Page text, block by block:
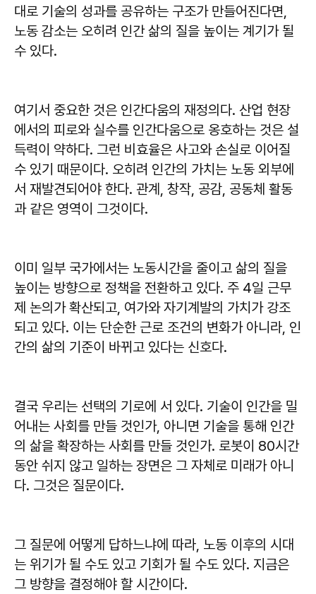
대로 기술의 성과를 공유하는 구조가 만들어진다면,
노동 감소는 오히려 인간 삶의 질을 높이는 계기가 될
수 있다.
여기서 중요한 것은 인간다움의 재정의다. 산업 현장
에서의 피로와 실수를 인간다움으로 옹호하는 것은 설
득력이 약하다. 그런 비효율은 사고와 손실로 이어질
수 있기 때문이다. 오히려 인간의 가치는 노동 외부에
서 재발견되어야 한다. 관계, 창작, 공감, 공동체 활동
과 같은 영역이 그것이다.
이미 일부 국가에서는 노동시간을 줄이고 삶의 질을
높이는 방향으로 정책을 전환하고 있다. 주 4일 근무
제 논의가 확산되고, 여가와 자기계발의 가치가 강조
되고 있다. 이는 단순한 근로 조건의 변화가 아니라, 인
간의 삶의 기준이 바뀌고 있다는 신호다.
결국 우리는 선택의 기로에 서 있다. 기술이 인간을 밀
어내는 사회를 만들 것인가, 아니면 기술을 통해 인간
의 삶을 확장하는 사회를 만들 것인가. 로봇이 80시간
동안 쉬지 않고 일하는 장면은 그 자체로 미래가 아니
다. 그것은 질문이다.
그 질문에 어떻게 답하느냐에 따라, 노동 이후의 시대
는 위기가 될 수도 있고 기회가 될 수도 있다. 지금은
그 방향을 결정해야 할 시간이다.